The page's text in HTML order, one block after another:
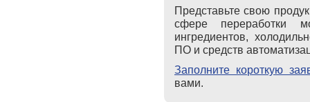
Представьте свою
сфере переработки
ингредиентов,
ПО и средств
Заполните короткую
вами.